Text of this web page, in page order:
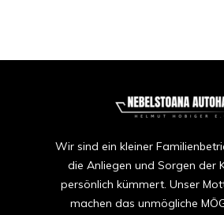
Wir sind ein kleiner
die Anliegen und Sorgen der
persönlich kümmert. Unser
machen das unmögliche